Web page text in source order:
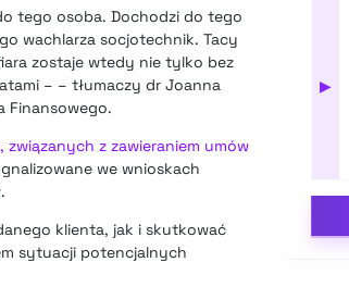
tego osoba. Dochodzi do tego
wachlarza socjotechnik. Tacy
zostaje wtedy nie tylko bez
– – tłumaczy dr Joanna
Finansowego.
z zawieraniem umów
we wnioskach
klienta, jak i skutkować
sytuacji potencjalnych
▶